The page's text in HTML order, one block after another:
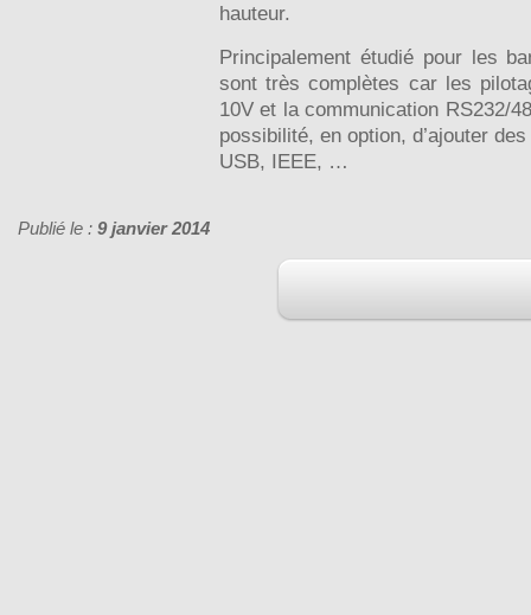
hauteur.
Principalement étudié pour les
sont très complètes car les
10V et la communication RS232/
possibilité, en option, d’ajouter
USB, IEEE, …
Publié le : 9 janvier 2014